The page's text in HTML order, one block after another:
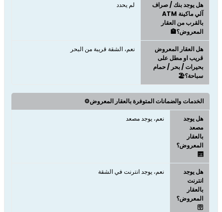
هل يوجد بنك / صراف
آلي ماكينة ATM
بالقرب من العقار
المعروض؟🏦
لم يحدد
هل العقار المعروض
قريب او مطل على
بحيرات / بحر / حمام
سباحة؟🏖️
نعم، الشقة قريبة من البحر
الخدمات والضمانات المتوفرة بالعقار المعروض⚙️
هل يوجد
مصعد
بالعقار
المعروض؟
🛗
نعم، يوجد مصعد
هل يوجد
انترنت
بالعقار
المعروض؟
🛜
نعم، يوجد انترنت في الشقة